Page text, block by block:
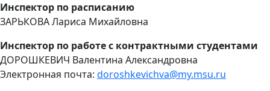
Инспектор по расписанию
ЗАРЬКОВА Лариса Михайловна
Инспектор по работе с контрактными студентами
ДОРОШКЕВИЧ Валентина Александровна
Электронная почта: doroshkevichva@my.msu.ru